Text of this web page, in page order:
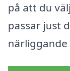
på att du
passar just